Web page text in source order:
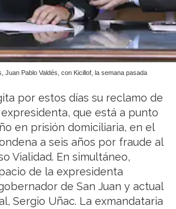
Juan Pablo Valdés, con Kicillof, la semana pasada
por estos días su reclamo de
que está a punto
en prisión domiciliaria, en el
a seis años por fraude al
Vialidad. En simultáneo,
de la expresidenta
de San Juan y actual
Sergio Uñac. La exmandataria